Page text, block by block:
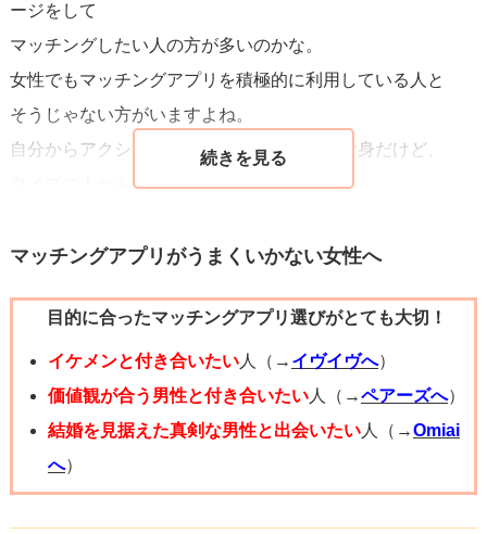
ージをして
マッチングしたい人の方が多いのかな。
女性でもマッチングアプリを積極的に利用している人と
そうじゃない方がいますよね。
自分からアクションを起こしたいのか、受け身だけど、
タイプの人からいいねが欲しいのか・・
チャンスはどんな形であれ、掴みにいきましょうね！
マッチングアプリがうまくいかない女性へ
目的に合ったマッチングアプリ選びがとても大切！
イケメンと付き合いたい人（→ イヴイヴへ）
価値観が合う男性と付き合いたい人（→ペアーズへ）
結婚を見据えた真剣な男性と出会いたい人（→Omiai
へ）